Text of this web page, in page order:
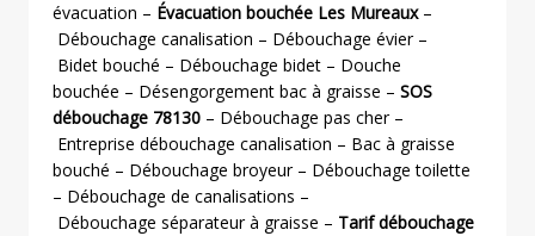
évacuation – Évacuation bouchée Les Mureaux–
Débouchage canalisation – Débouchage évier –
Bidet bouché – Débouchage bidet – Douche
bouchée – Désengorgement bac à graisse – SOS
débouchage 78130 – Débouchage pas cher –
Entreprise débouchage canalisation – Bac à graisse
bouché – Débouchage broyeur – Débouchage toilette
– Débouchage de canalisations –
Débouchage séparateur à graisse – Tarif débouchage